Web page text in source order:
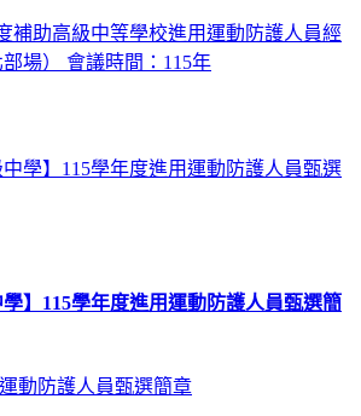
補助高級中等學校進用運動防護人員經
場） 會議時間：115年
學】115學年度進用運動防護人員甄選簡
動防護人員甄選簡章